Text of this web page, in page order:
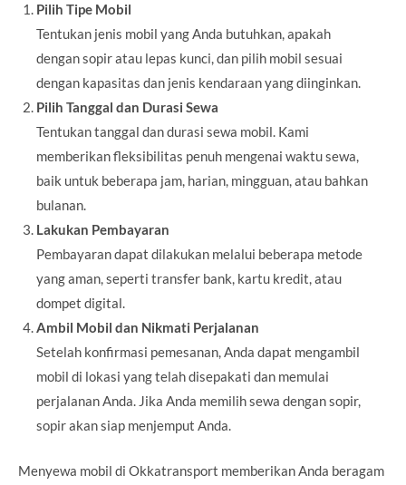
Pilih Tipe Mobil
Tentukan jenis mobil yang Anda butuhkan, apakah
dengan sopir atau lepas kunci, dan pilih mobil sesuai
dengan kapasitas dan jenis kendaraan yang diinginkan.
Pilih Tanggal dan Durasi Sewa
Tentukan tanggal dan durasi sewa mobil. Kami
memberikan fleksibilitas penuh mengenai waktu sewa,
baik untuk beberapa jam, harian, mingguan, atau bahkan
bulanan.
Lakukan Pembayaran
Pembayaran dapat dilakukan melalui beberapa metode
yang aman, seperti transfer bank, kartu kredit, atau
dompet digital.
Ambil Mobil dan Nikmati Perjalanan
Setelah konfirmasi pemesanan, Anda dapat mengambil
mobil di lokasi yang telah disepakati dan memulai
perjalanan Anda. Jika Anda memilih sewa dengan sopir,
sopir akan siap menjemput Anda.
Menyewa mobil di Okkatransport memberikan Anda beragam